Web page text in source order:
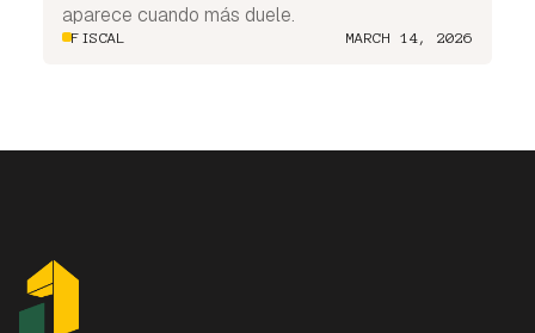
aparece cuando más duele.
FISCAL MARCH 14, 2026